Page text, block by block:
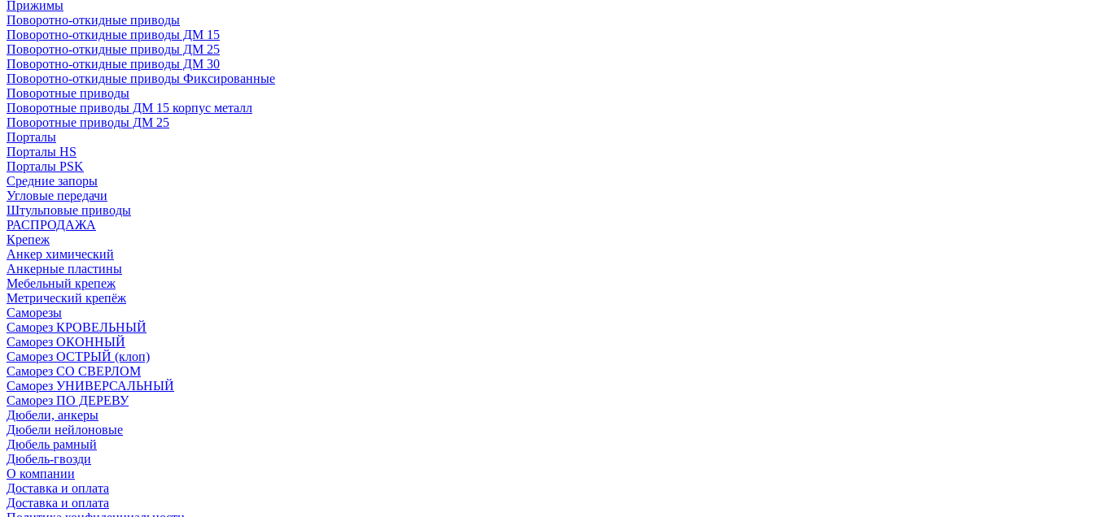
Прижимы
Поворотно-откидные приводы
Поворотно-откидные приводы ДМ 15
Поворотно-откидные приводы ДМ 25
Поворотно-откидные приводы ДМ 30
Поворотно-откидные приводы Фиксированные
Поворотные приводы
Поворотные приводы ДМ 15 корпус металл
Поворотные приводы ДМ 25
Порталы
Порталы HS
Порталы PSK
Средние запоры
Угловые передачи
Штульповые приводы
РАСПРОДАЖА
Крепеж
Анкер химический
Анкерные пластины
Мебельный крепеж
Метрический крепёж
Саморезы
Саморез КРОВЕЛЬНЫЙ
Саморез ОКОННЫЙ
Саморез ОСТРЫЙ (клоп)
Саморез СО СВЕРЛОМ
Саморез УНИВЕРСАЛЬНЫЙ
Саморез ПО ДЕРЕВУ
Дюбели, анкеры
Дюбели нейлоновые
Дюбель рамный
Дюбель-гвозди
О компании
Доставка и оплата
Доставка и оплата